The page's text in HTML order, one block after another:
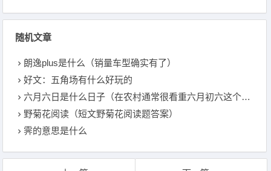
随机文章
朗逸plus是什么（销量车型确实有了）
好文：五角场有什么好玩的
六月六日是什么日子（在农村通常很看重六月初六这个节日，这是为什么？你知道这个节叫什么节吗）
野菊花阅读（短文野菊花阅读题答案）
霁的意思是什么